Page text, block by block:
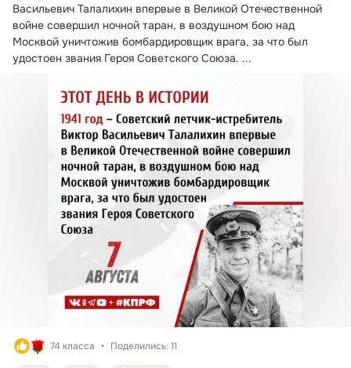
Васильевич Талалихин впервые в Великой Отечественной
войне совершил ночной таран, в воздушном бою над
Москвой уничтожив бомбардировщик врага, за что был
удостоен звания Героя Советского Союза. ...
74 класса Поделились: 11